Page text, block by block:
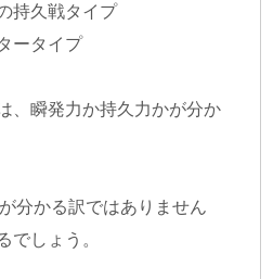
持久戦タイプ
ータイプ
、瞬発力か持久力かが分か
分かる訳ではありません
でしょう。